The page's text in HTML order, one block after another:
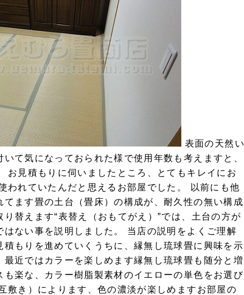
表面の天然い
て気になっておられた様で使用年数も考えますと、
お見積もりに伺いましたところ、とてもキレイにお
われていたんだと思えるお部屋でした。 以前にも他
ます畳の土台（畳床）の構成が、耐久性の無い構成
替えます“表替え（おもてがえ）”では、土台の方が
ない事を説明しました。 当店の説明をよくご理解
もりを進めていくうちに、縁無し琉球畳に興味を示
近ではカラーを楽しめます縁無し琉球畳も随分と増
楽な、カラー樹脂製素材のイエローの単色をお選び
敷き）によります、色の濃淡が楽しめますお部屋の